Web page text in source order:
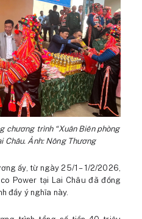
chương trình “Xuân Biên phòng
Châu. Ảnh: Nông Thương
ấy, từ ngày 25/1 – 1/2/2026,
Power tại Lai Châu đã đồng
đầy ý nghĩa này.